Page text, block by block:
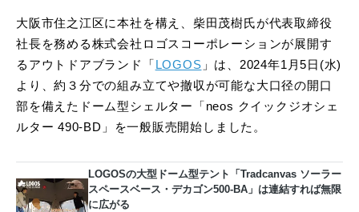
大阪市住之江区に本社を構え、柴田茂樹氏が代表取締役
社長を務める株式会社ロゴスコーポレーションが展開す
るアウトドアブランド「 LOGOS 」は、2024年1月5日(水)
より、約３分での組み立てや撤収が可能な大口径の開口
部を備えたドーム型シェルター「neos クイックジオシェ
ルター 490-BD」を一般販売開始しました。
LOGOSの大型ドーム型テント「Tradcanvas ソーラー
スペースベース・デカゴン500-BA」は連結すれば無限
に広がる